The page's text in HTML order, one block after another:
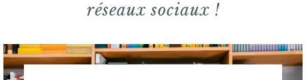
réseaux sociaux !